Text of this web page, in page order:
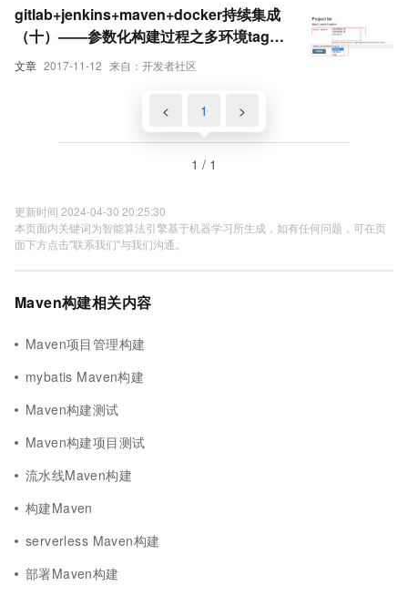
文章 2017-11-12 来自：开发者社区
gitlab+jenkins+maven+docker持续集成
（十）——参数化构建过程之多环境tag构
建
< 1 >
1 / 1
更新时间 2024-04-30 20:25:30
本页面内关键词为智能算法引擎基于机器学习所生成，如有任何问题，可在页
面下方点击"联系我们"与我们沟通。
Maven构建相关内容
Maven项目管理构建
mybatis Maven构建
Maven构建测试
Maven构建项目测试
流水线Maven构建
构建Maven
serverless Maven构建
部署Maven构建